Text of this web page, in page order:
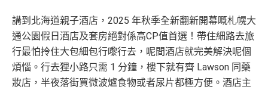
講到北海道親子酒店，2025 年秋季全新翻新開幕嘅札幌大
通公園假日酒店及套房絕對係高CP值首選！帶住細路去旅
行最怕拎住大包細包行嚟行去，呢間酒店就完美解決呢個
煩惱。行去狸小路只需 1 分鐘，樓下就有齊 Lawson 同藥
妝店，半夜落街買微波爐食物或者尿片都極方便。酒店主